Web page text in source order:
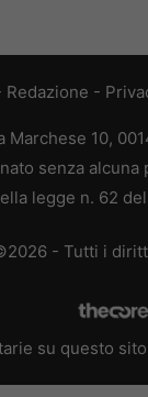
Redazione -
10,
senza
legge n. 62
- Tutti i
su questo